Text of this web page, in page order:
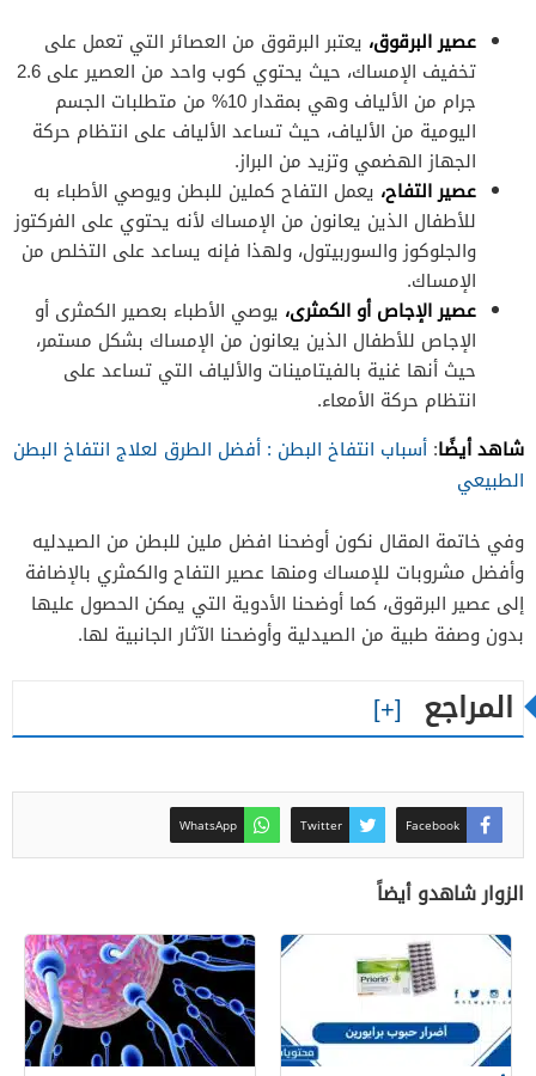
عصير البرقوق، يعتبر البرقوق من العصائر التي تعمل على
تخفيف الإمساك، حيث يحتوي كوب واحد من العصير على 2.6
جرام من الألياف وهي بمقدار 10% من متطلبات الجسم
اليومية من الألياف، حيث تساعد الألياف على انتظام حركة
الجهاز الهضمي وتزيد من البراز.
عصير التفاح، يعمل التفاح كملين للبطن ويوصي الأطباء به
للأطفال الذين يعانون من الإمساك لأنه يحتوي على الفركتوز
والجلوكوز والسوربيتول، ولهذا فإنه يساعد على التخلص من
الإمساك.
عصير الإجاص أو الكمثرى، يوصي الأطباء بعصير الكمثرى أو
الإجاص للأطفال الذين يعانون من الإمساك بشكل مستمر،
حيث أنها غنية بالفيتامينات والألياف التي تساعد على
انتظام حركة الأمعاء.
شاهد أيضًا: أسباب انتفاخ البطن : أفضل الطرق لعلاج انتفاخ البطن
الطبيعي
وفي خاتمة المقال نكون أوضحنا افضل ملين للبطن من الصيدليه
وأفضل مشروبات للإمساك ومنها عصير التفاح والكمثري بالإضافة
إلى عصير البرقوق، كما أوضحنا الأدوية التي يمكن الحصول عليها
بدون وصفة طبية من الصيدلية وأوضحنا الآثار الجانبية لها.
المراجع
Facebook
Twitter
WhatsApp
الزوار شاهدو أيضاً